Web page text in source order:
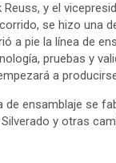
y el
se hizo una
a pie la línea de
pruebas y
a
de ensamblaje se
y otras